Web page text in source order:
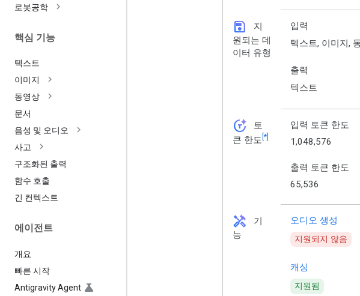
로봇공학
핵심 기능
텍스트
이미지
동영상
문서
음성 및 오디오
사고
구조화된 출력
함수 호출
긴 컨텍스트
에이전트
개요
빠른 시작
Antigravity Agent
save
지
원되는 데
이터 유형
입력
텍스트, 이미지,
출력
텍스트
token_auto
토
큰 한도 [*]
입력 토큰 한도
1,048,576
출력 토큰 한도
65,536
handyman
기
능
오디오 생성
지원되지 않음
캐싱
지원됨